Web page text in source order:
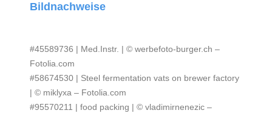
Bildnachweise
#45589736 | Med.Instr. | © werbefoto-burger.ch –
Fotolia.com
#58674530 | Steel fermentation vats on brewer factory
| © miklyxa – Fotolia.com
#95570211 | food packing | © vladimirnenezic –